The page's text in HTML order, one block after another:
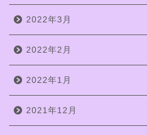
2022年3月
2022年2月
2022年1月
2021年12月